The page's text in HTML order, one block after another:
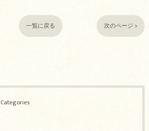
一覧に戻る 次のページ >
Categories